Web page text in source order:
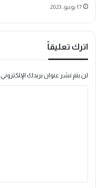
17 يونيو، 2023
اترك تعليقاً
لن يتم نشر عنوان بريدك الإلكتروني.
ق